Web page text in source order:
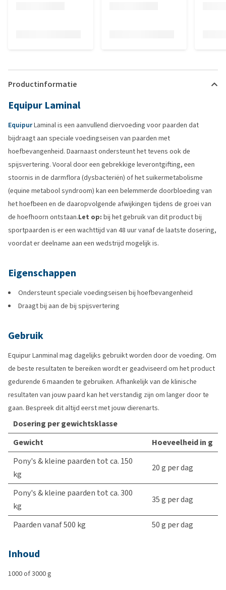
Productinformatie
Equipur Laminal
EquipurLaminal is een aanvullend diervoeding voor paarden dat
bijdraagt aan speciale voedingseisen van paarden met
hoefbevangenheid. Daarnaast ondersteunt het tevens ook de
spijsvertering. Vooral door een gebrekkige leverontgifting, een
stoornis in de darmflora (dysbacteriën) of het suikermetabolisme
(equine metabool syndroom) kan een belemmerde doorbloeding van
het hoefbeen en de daaropvolgende afwijkingen tijdens de groei van
de hoefhoorn ontstaan.Let op: bij het gebruik van dit product bij
sportpaarden is er een wachttijd van 48 uur vanaf de laatste dosering,
voordat er deelname aan een wedstrijd mogelijk is.
Eigenschappen
Ondersteunt speciale voedingseisen bij hoefbevangenheid
Draagt bij aan de bij spijsvertering
Gebruik
Equipur Lanminal mag dagelijks gebruikt worden door de voeding. Om
de beste resultaten te bereiken wordt er geadviseerd om het product
gedurende 6 maanden te gebruiken. Afhankelijk van de klinische
resultaten van jouw paard kan het verstandig zijn om langer door te
gaan. Bespreek dit altijd eerst met jouw dierenarts.
Dosering per gewichtsklasse
Gewicht
Hoeveelheid in g
Pony's & kleine paarden tot ca. 150
kg
20 g per dag
Pony's & kleine paarden tot ca. 300
kg
35 g per dag
Paarden vanaf 500 kg 50 g per dag
Inhoud
1000 of 3000 g